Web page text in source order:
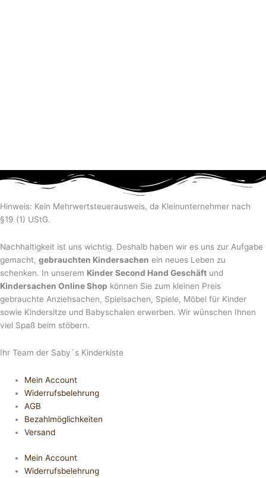
Hinweis: Kein Mehrwertsteuerausweis, da Kleinunternehmer nach
§19 (1) UStG.
Nachhaltigkeit ist uns wichtig. Deshalb haben wir es uns zur Aufgabe
gemacht, gebrauchten Kindersachen ein neues Leben zu
schenken. In unserem Kinder Second Hand Geschäft und
Kindersachen Online Shop können Sie zum kleinen Preis
gebrauchte Anziehsachen, Spiel­sachen, Spiele, Möbel für Kinder
sowie Kindersitze und Babyschalen erwerben. Wir wünschen Ihnen
viel Spaß beim stöbern.
Ihr Team der Saby´s Kinderkiste
Mein Account
Widerrufsbelehrung
AGB
Bezahlmöglichkeiten
Versand
Mein Account
Widerrufsbelehrung